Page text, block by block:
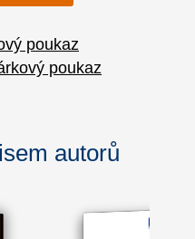
poukaz
poukaz
autorů